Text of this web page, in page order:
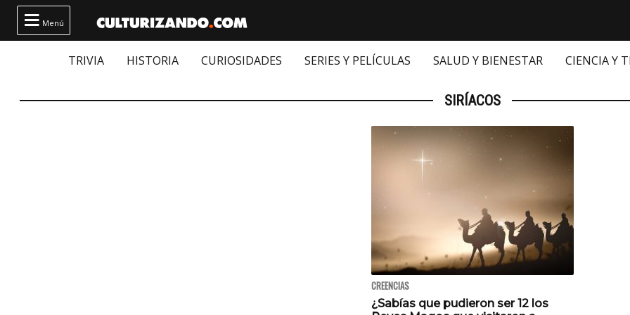
 Menú
TRIVIA HISTORIA CURIOSIDADES SERIES Y PELÍCULAS SALUD Y BIENESTAR CIENCIA Y
SIRÍACOS
CREENCIAS
¿Sabías que pudieron ser 12 los